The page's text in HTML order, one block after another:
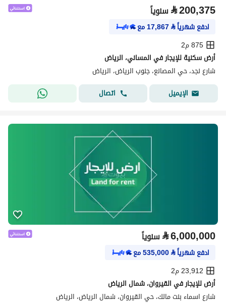
⃁200,375 سنوياً
ادفع شهرياً⃁
17,867مع
875 م2
أرض سكنية للإيجار في المساني، الرياض
شارع نجد، حي المصانع، جنوب الرياض، الرياض
الإيميل
اتصال
⃁6,000,000 سنوياً
ادفع شهرياً⃁
535,000مع
23,912 م2
أرض للإيجار في القيروان، شمال الرياض
شارع اسماء بنت مالك، حي القيروان، شمال الرياض، الرياض